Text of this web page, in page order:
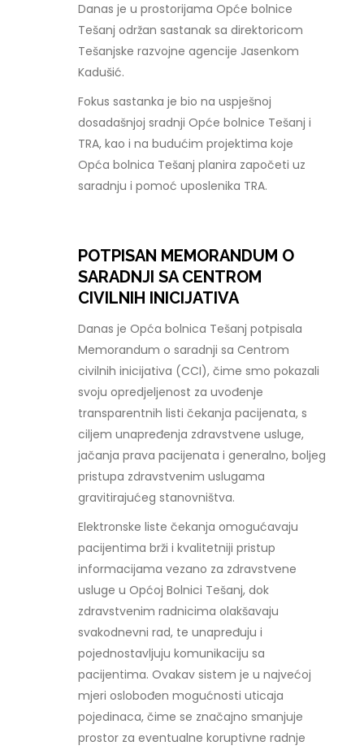
Danas je u prostorijama Opće bolnice
Tešanj održan sastanak sa direktoricom
Tešanjske razvojne agencije Jasenkom
Kadušić.
Fokus sastanka je bio na uspješnoj
dosadašnjoj sradnji Opće bolnice Tešanj i
TRA, kao i na budućim projektima koje
Opća bolnica Tešanj planira započeti uz
saradnju i pomoć uposlenika TRA.
POTPISAN MEMORANDUM O
SARADNJI SA CENTROM
CIVILNIH INICIJATIVA
Danas je Opća bolnica Tešanj potpisala
Memorandum o saradnji sa Centrom
civilnih inicijativa (CCI), čime smo pokazali
svoju opredjeljenost za uvođenje
transparentnih listi čekanja pacijenata, s
ciljem unapređenja zdravstvene usluge,
jačanja prava pacijenata i generalno, boljeg
pristupa zdravstvenim uslugama
gravitirajućeg stanovništva.
Elektronske liste čekanja omogućavaju
pacijentima brži i kvalitetniji pristup
informacijama vezano za zdravstvene
usluge u Općoj Bolnici Tešanj, dok
zdravstvenim radnicima olakšavaju
svakodnevni rad, te unapređuju i
pojednostavljuju komunikaciju sa
pacijentima. Ovakav sistem je u najvećoj
mjeri oslobođen mogućnosti uticaja
pojedinaca, čime se značajno smanjuje
prostor za eventualne koruptivne radnje